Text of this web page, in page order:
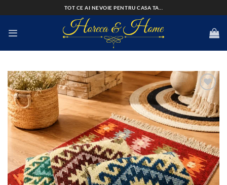
to
TOT CE AI NEVOIE PENTRU CASA TA...
Add to
wishlist